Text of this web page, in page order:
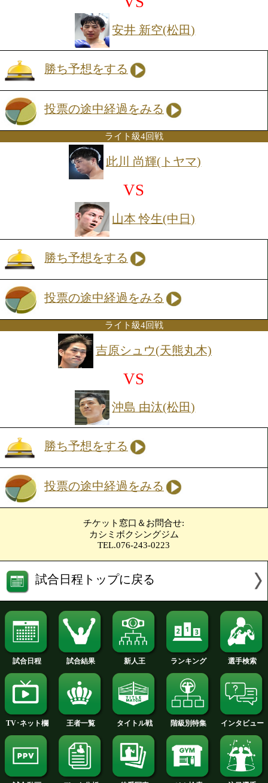
投票の途中経過をみる
水口 丈翔(カシミ)
VS
ソン ミンジェ(韓国)
勝ち予想をする
投票の途中経過をみる
手取 雄太(カシミ)
VS
安井 新空(松田)
勝ち予想をする
投票の途中経過をみる
ライト級4回戦
此川 尚輝(トヤマ)
VS
山本 怜生(中日)
勝ち予想をする
投票の途中経過をみる
ライト級4回戦
吉原シュウ(天熊丸木)